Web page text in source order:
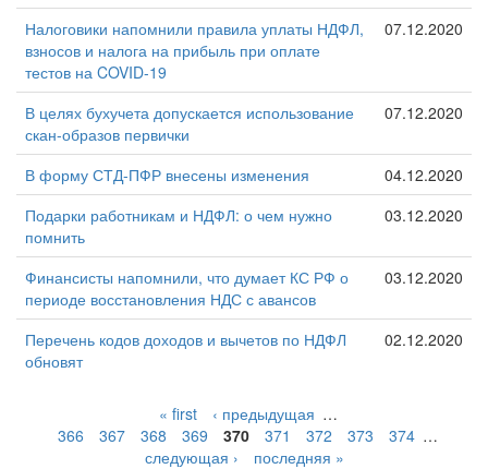
Налоговики напомнили правила уплаты НДФЛ,
взносов и налога на прибыль при оплате
тестов на COVID-19
07.12.2020
В целях бухучета допускается использование
скан-образов первички
07.12.2020
В форму СТД-ПФР внесены изменения
04.12.2020
Подарки работникам и НДФЛ: о чем нужно
помнить
03.12.2020
Финансисты напомнили, что думает КС РФ о
периоде восстановления НДС с авансов
03.12.2020
Перечень кодов доходов и вычетов по НДФЛ
обновят
02.12.2020
« first ‹ предыдущая …
366
367 368 369 370 371 372 373 374 …
следующая ›
последняя »